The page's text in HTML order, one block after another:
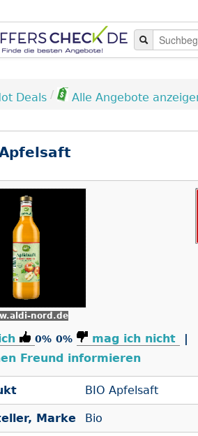
Deals / Alle Angebote
nord.de
0% 0% mag ich nicht
|
Freund informieren
BIO Apfelsaft
Marke Bio